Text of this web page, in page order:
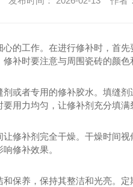
的工作。在进行修补时，首
补时要注意与周围瓷砖的颜
或者专用的修补胶水。填缝
用力均匀，让修补剂充分填满
修补剂完全干燥。干燥时间
修补效果。
保养，保持其整洁和光亮。